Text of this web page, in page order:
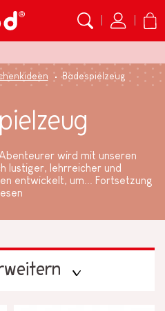
Badespielzeug
wird mit unseren
lustiger, lehrreicher und
entwickelt, um...
Fortsetzung
lesen